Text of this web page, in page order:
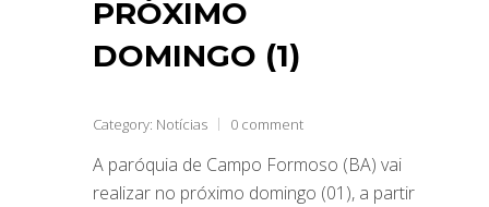
PRÓXIMO
DOMINGO (1)
Category: Notícias 0 comment
A paróquia de Campo Formoso (BA) vai
realizar no próximo domingo (01), a partir